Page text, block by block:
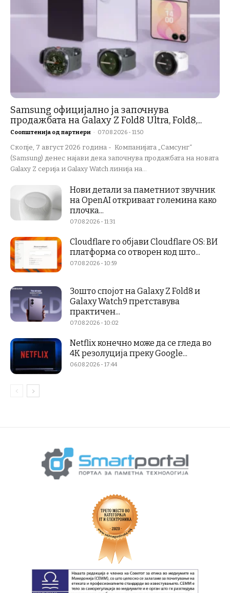
Samsung официјално ја започнува
продажбата на Galaxy Z Fold8 Ultra, Fold8,...
Соопштенија од партнери - 07.08.2026 - 11:50
Скопје, 7 август 2026 година - Компанијата „Самсунг“
(Samsung) денес најави дека започнува продажбата на новата
Galaxy Z серија и Galaxy Watch линија на...
Нови детали за паметниот звучник
на OpenAI откриваат големина како
плочка...
07.08.2026 - 11:31
Cloudflare го објави Cloudflare OS: ВИ
платформа со отворен код што...
07.08.2026 - 10:59
Зошто спојот на Galaxy Z Fold8 и
Galaxy Watch9 претставува
практичен...
07.08.2026 - 10:02
Netflix конечно може да се гледа во
4K резолуција преку Google...
06.08.2026 - 17:44